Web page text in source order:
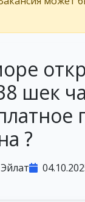
шек
?
Эйлат